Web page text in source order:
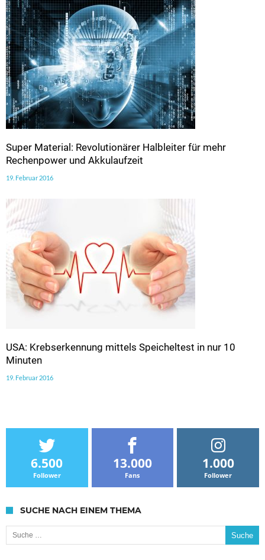
Super Material: Revolutionärer Halbleiter für mehr
Rechenpower und Akkulaufzeit
19. Februar 2016
USA: Krebserkennung mittels Speicheltest in nur 10
Minuten
19. Februar 2016
6.500
Follower
13.000
Fans
1.000
Follower
SUCHE NACH EINEM THEMA
Suche nach: